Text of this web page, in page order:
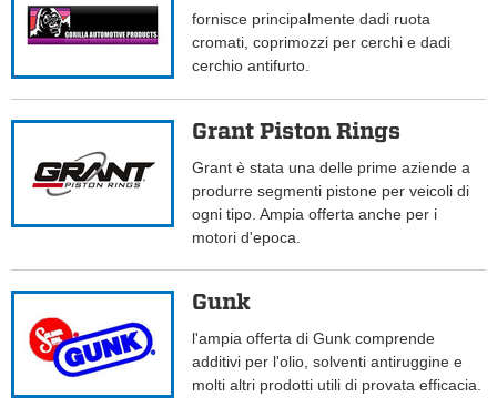
fornisce principalmente dadi ruota
cromati, coprimozzi per cerchi e dadi
cerchio antifurto.
Grant Piston Rings
Grant è stata una delle prime aziende a
produrre segmenti pistone per veicoli di
ogni tipo. Ampia offerta anche per i
motori d'epoca.
Gunk
l'ampia offerta di Gunk comprende
additivi per l'olio, solventi antiruggine e
molti altri prodotti utili di provata efficacia.